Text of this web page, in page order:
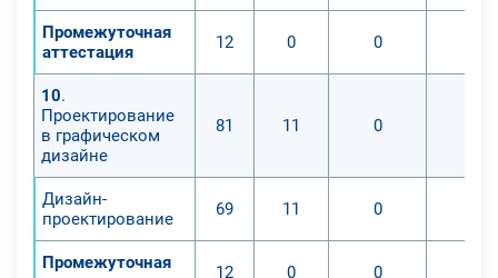
Промежуточная
аттестация
12 0 0
10.
Проектирование
в графическом
дизайне
81 11 0
Дизайн-
проектирование
69 11 0
Промежуточная
12 0 0